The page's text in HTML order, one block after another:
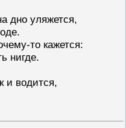
дно уляжется,
то кажется:
нигде.
и водится,